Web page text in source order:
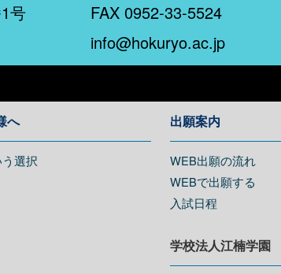
号
FAX 0952-33-5524
info@hokuryo.ac.jp
へ
選択
出願案内
WEB出願の流れ
WEBで出願する
入試日程
学校法人江楠学園